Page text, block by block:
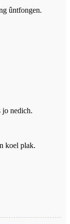
ûntfongen.
jo nedich.
koel plak.